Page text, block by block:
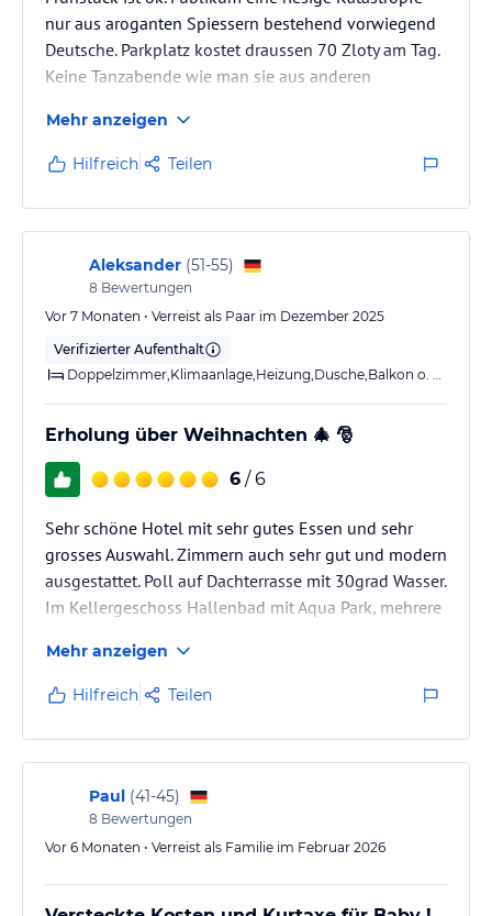
nur aus aroganten Spiessern bestehend vorwiegend
Deutsche. Parkplatz kostet draussen 70 Zloty am Tag.
Keine Tanzabende wie man sie aus anderen
Spassbad nur 70 Minuten am Tag pro Nase genutzt
werden. Überzieht man muss man pro Minute 0.25
Zloty bezahlen. Aussenbereich mit Aussenpool und
Liegen vorhanden. Wenn man das länger nutzen
möchte muss man Tagespreis bezahlen. Oben auf
dem Dach ist auch Pool der darf …
Mehr anzeigen
Hilfreich Teilen
Aleksander (51-55)
8 Bewertungen
Vor 7 Monaten • Verreist als Paar im Dezember 2025
Verifizierter Aufenthalt
Erholung über Weihnachten 🎄 🎅
6 / 6
Sehr schöne Hotel mit sehr gutes Essen und sehr
grosses Auswahl. Zimmern auch sehr gut und modern
ausgestattet. Poll auf Dachterrasse mit 30grad Wasser.
Im Kellergeschoss Hallenbad mit Aqua Park, mehrere
abgelegt aber für uns war das kein Problem.
Mehr anzeigen
Hilfreich Teilen
Paul (41-45)
8 Bewertungen
Vor 6 Monaten • Verreist als Familie im Februar 2026